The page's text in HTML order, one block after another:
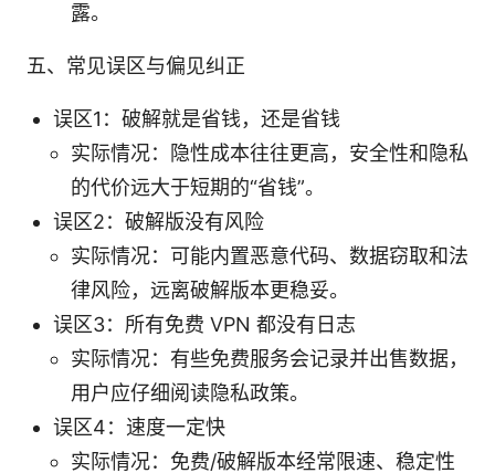
露。
五、常见误区与偏见纠正
误区1：破解就是省钱，还是省钱
实际情况：隐性成本往往更高，安全性和隐私
的代价远大于短期的“省钱”。
误区2：破解版没有风险
实际情况：可能内置恶意代码、数据窃取和法
律风险，远离破解版本更稳妥。
误区3：所有免费 VPN 都没有日志
实际情况：有些免费服务会记录并出售数据，
用户应仔细阅读隐私政策。
误区4：速度一定快
实际情况：免费/破解版本经常限速、稳定性